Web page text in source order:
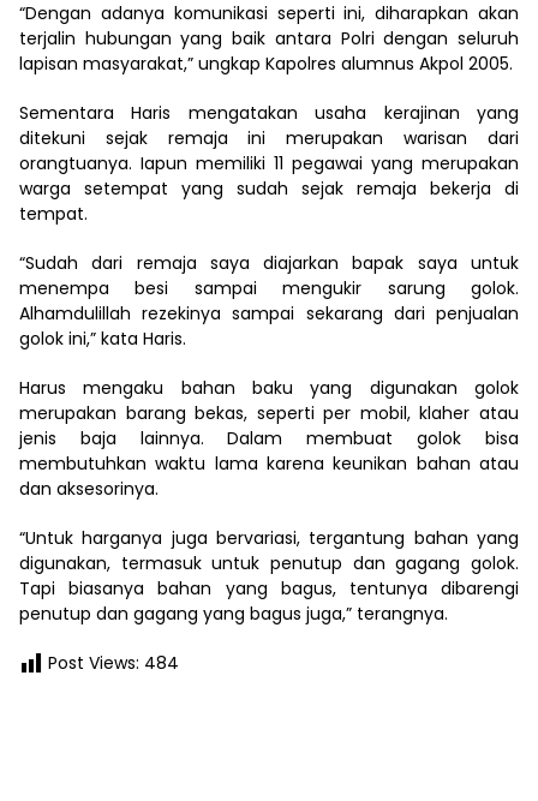
“Dengan adanya komunikasi seperti ini, diharapkan akan
terjalin hubungan yang baik antara Polri dengan seluruh
lapisan masyarakat,” ungkap Kapolres alumnus Akpol 2005.
Sementara Haris mengatakan usaha kerajinan yang
ditekuni sejak remaja ini merupakan warisan dari
orangtuanya. Iapun memiliki 11 pegawai yang merupakan
warga setempat yang sudah sejak remaja bekerja di
tempat.
“Sudah dari remaja saya diajarkan bapak saya untuk
menempa besi sampai mengukir sarung golok.
Alhamdulillah rezekinya sampai sekarang dari penjualan
golok ini,” kata Haris.
Harus mengaku bahan baku yang digunakan golok
merupakan barang bekas, seperti per mobil, klaher atau
jenis baja lainnya. Dalam membuat golok bisa
membutuhkan waktu lama karena keunikan bahan atau
dan aksesorinya.
“Untuk harganya juga bervariasi, tergantung bahan yang
digunakan, termasuk untuk penutup dan gagang golok.
Tapi biasanya bahan yang bagus, tentunya dibarengi
penutup dan gagang yang bagus juga,” terangnya.
Post Views: 484